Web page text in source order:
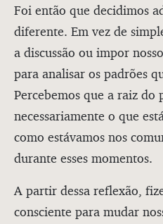
Foi então que decidimos
diferente. Em vez de
a discussão ou impor
para analisar os padrões
Percebemos que a raiz do
necessariamente o que
como estávamos nos
durante esses momentos.
A partir dessa reflexão,
consciente para mudar